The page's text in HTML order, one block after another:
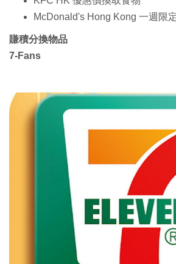
McDonald's Hong Kong 一週限
賺積分換物品
7-Fans